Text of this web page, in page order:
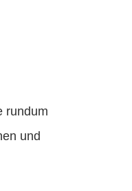
rundum
und